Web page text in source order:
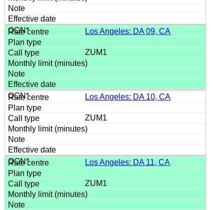
Los Angeles: DA 09, CA
ZUM1
Los Angeles: DA 10, CA
ZUM1
Los Angeles: DA 11, CA
ZUM1